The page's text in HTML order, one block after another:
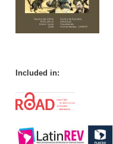
Included in: